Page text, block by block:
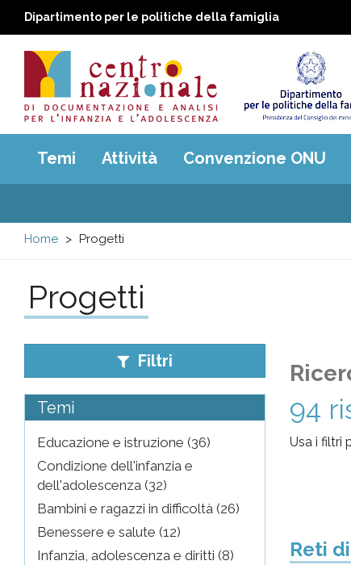
Dipartimento per le politiche della famiglia
Centro
nazionale
di
e
analisi
pr
l'infanzia
e
l'adolescenza
Main
menu
Temi Attività Convenzione ONU
Home Progetti
Progetti
Filtri
Temi
Educazione e istruzione (36)
Condizione dell'infanzia e
dell'adolescenza (32)
Bambini e ragazzi in difficoltà (26)
Benessere e salute (12)
Infanzia, adolescenza e diritti (8)
94
Usa i filtri
Reti